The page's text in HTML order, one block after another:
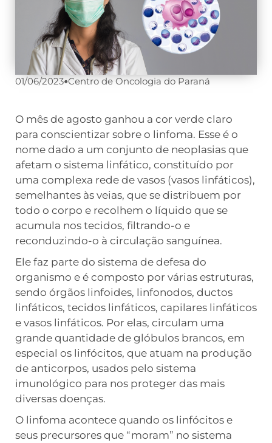
01/06/2023•Centro de Oncologia do Paraná
O mês de agosto ganhou a cor verde claro
para conscientizar sobre o linfoma. Esse é o
nome dado a um conjunto de neoplasias que
afetam o sistema linfático, constituído por
uma complexa rede de vasos (vasos linfáticos),
semelhantes às veias, que se distribuem por
todo o corpo e recolhem o líquido que se
acumula nos tecidos, filtrando-o e
reconduzindo-o à circulação sanguínea.
Ele faz parte do sistema de defesa do
organismo e é composto por várias estruturas,
sendo órgãos linfoides, linfonodos, ductos
linfáticos, tecidos linfáticos, capilares linfáticos
e vasos linfáticos. Por elas, circulam uma
grande quantidade de glóbulos brancos, em
especial os linfócitos, que atuam na produção
de anticorpos, usados pelo sistema
imunológico para nos proteger das mais
diversas doenças.
O linfoma acontece quando os linfócitos e
seus precursores que “moram” no sistema